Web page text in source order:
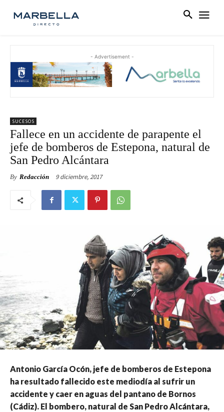
- Advertisement -
SUCESOS
Fallece en un accidente de parapente el
jefe de bomberos de Estepona, natural de
San Pedro Alcántara
By Redacción 9 diciembre, 2017
Antonio García Ocón, jefe de bomberos de Estepona
ha resultado fallecido este mediodía al sufrir un
accidente y caer en aguas del pantano de Bornos
(Cádiz). El bombero, natural de San Pedro Alcántara,